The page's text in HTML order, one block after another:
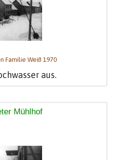
Familie Weiß 1970
aus.
Mühlhof